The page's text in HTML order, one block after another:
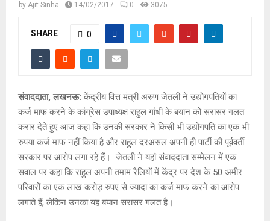
by Ajit Sinha 14/02/2017 0 3075
SHARE 0
संवाददाता, लखनऊ: केंद्रीय वित्त मंत्री अरुण जेतली ने उद्योगपतियों का
कर्ज माफ करने के कांग्रेस उपाध्यक्ष राहुल गांधी के बयान को सरासर गलत
करार देते हुए आज कहा कि उनकी सरकार ने किसी भी उद्योगपति का एक भी
रुपया कर्ज माफ नहीं किया है और राहुल दरअसल अपनी ही पार्टी की पूर्ववर्ती
सरकार पर आरोप लगा रहे हैंं। जेतली ने यहां संवाददाता सम्मेलन में एक
सवाल पर कहा कि राहुल अपनी तमाम रैलियों में केंद्र पर देश के 50 अमीर
परिवारों का एक लाख करोड़ रुपए से ज्यादा का कर्ज माफ करने का आरोप
लगाते हैं, लेकिन उनका यह बयान सरासर गलत है।